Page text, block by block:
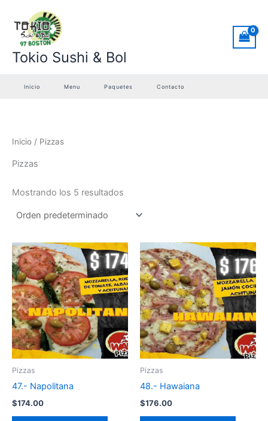
contenido
Tokio Sushi & Bol
Inicio Menu Paquetes Contacto
Inicio / Pizzas
Pizzas
Mostrando los 5 resultados
Pizzas
47.- Napolitana
$174.00
Pizzas
48.- Hawaiana
$176.00